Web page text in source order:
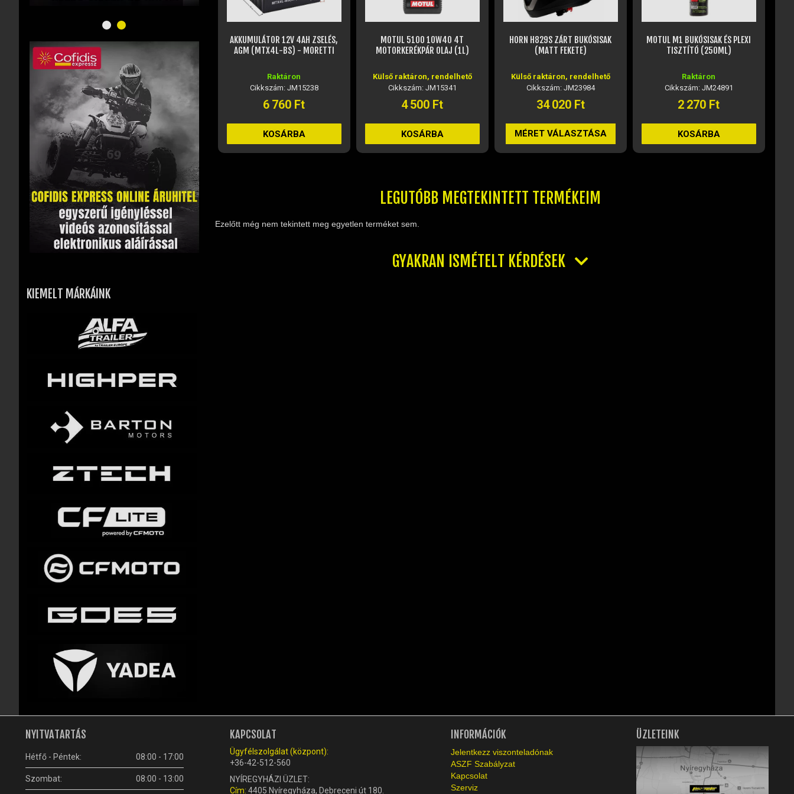
KIEMELT MÁRKÁINK
AKKUMULÁTOR 12V 4AH ZSELÉS,
AGM (MTX4L-BS) - MORETTI
Raktáron
Cikkszám: JM15238
6 760 Ft
KOSÁRBA
MOTUL 5100 10W40 4T
MOTORKERÉKPÁR OLAJ (1L)
Külső raktáron, rendelhető
Cikkszám: JM15341
4 500 Ft
KOSÁRBA
HORN H829S ZÁRT BUKÓSISAK
(MATT FEKETE)
Külső raktáron, rendelhető
Cikkszám: JM23984
34 020 Ft
MÉRET VÁLASZTÁSA
MOTUL M1 BUKÓSISAK ÉS PLEXI
TISZTÍTÓ (250ML)
Raktáron
Cikkszám: JM24891
2 270 Ft
KOSÁRBA
LOTUS UNIVERSAL CLEANER
TISZTÍTÓSZER - 250ML
Külső raktáron, rendelhető
Cikkszám: JM47536
2 940 Ft
KOSÁRBA
LEGUTÓBB MEGTEKINTETT TERMÉKEIM
Ezelőtt még nem tekintett meg egyetlen terméket sem.
GYAKRAN ISMÉTELT KÉRDÉSEK
NYITVATARTÁS
Hétfő - Péntek: 08:00 - 17:00
Szombat: 08:00 - 13:00
KAPCSOLAT
Ügyfélszolgálat (központ):
+36-42-512-560
NYÍREGYHÁZI ÜZLET:
Cím: 4405 Nyíregyháza, Debreceni út 180.
INFORMÁCIÓK
Jelentkezz viszonteladónak
ASZF Szabályzat
Kapcsolat
Szerviz
ÜZLETEINK